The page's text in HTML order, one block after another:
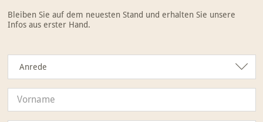
Bleiben Sie auf dem neuesten Stand und erhalten Sie unsere
Infos aus erster Hand.
Anrede